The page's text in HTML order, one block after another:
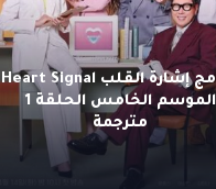
برنامج إشارة القلب Heart Signal
الموسم الخامس الحلقة 1
مترجمة